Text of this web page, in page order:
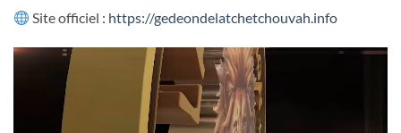
Site officiel : https://gedeondelatchetchouvah.info